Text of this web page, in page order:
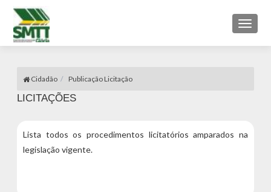
Toggle
Cidadão Publicação Licitação
LICITAÇÕES
Lista todos os procedimentos licitatórios amparados na
legislação vigente.